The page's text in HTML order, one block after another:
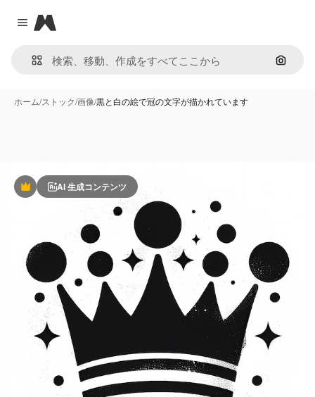
Close menu
Magnific
画像で
ホーム/ストック/画像/黒と白の絵で冠の文字が描かれています
PremiumAI 生成コンテンツ